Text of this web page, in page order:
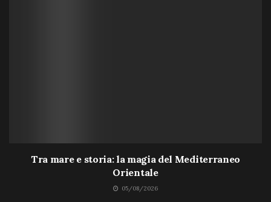
Tra mare e storia: la magia del Mediterraneo
Orientale
05/08/2026